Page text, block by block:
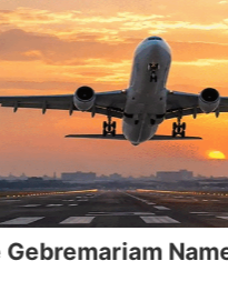
Boost Merit with